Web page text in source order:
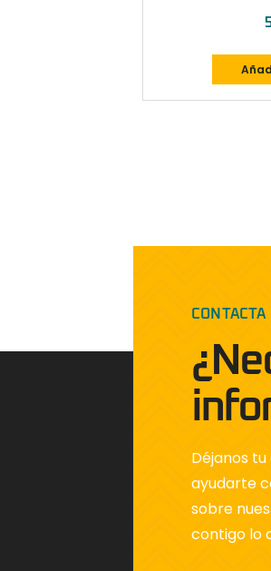
CONTACTA
Déjanos
ayudarte
sobre
contigo lo